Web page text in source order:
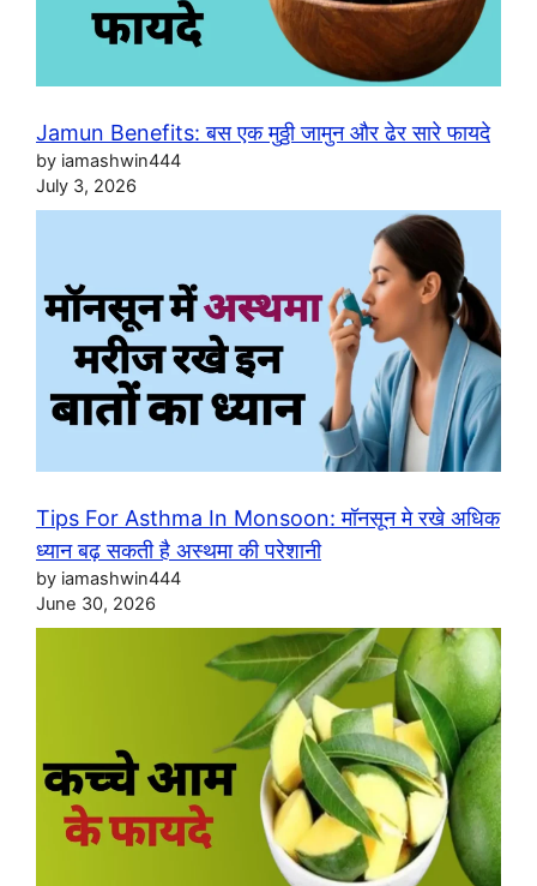
Jamun Benefits: बस एक मुठ्ठी जामुन और ढेर सारे फायदे
by iamashwin444
July 3, 2026
Tips For Asthma In Monsoon: मॉनसून मे रखे अधिक
ध्यान बढ़ सकती है अस्थमा की परेशानी
by iamashwin444
June 30, 2026